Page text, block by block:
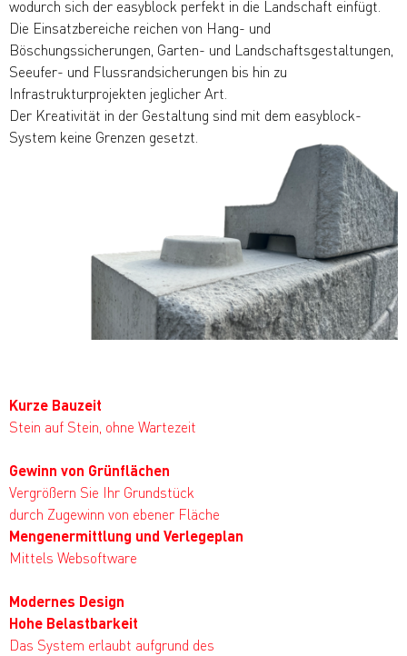
wodurch sich der easyblock perfekt in die Landschaft einfügt.
Die Einsatzbereiche reichen von Hang- und
Böschungssicherungen, Garten- und Landschaftsgestaltungen,
Seeufer- und Flussrandsicherungen bis hin zu
Infrastrukturprojekten jeglicher Art.
Der Kreativität in der Gestaltung sind mit dem easyblock-
System keine Grenzen gesetzt.
Kurze Bauzeit
Stein auf Stein, ohne Wartezeit
Gewinn von Grünflächen
Vergrößern Sie Ihr Grundstück
durch Zugewinn von ebener Fläche
Mengenermittlung und Verlegeplan
Mittels Websoftware
Modernes Design
Hohe Belastbarkeit
Das System erlaubt aufgrund des